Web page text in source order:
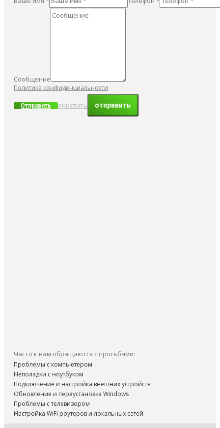
Сообщение
Политика конфиденциальности
Отправить очистить
Часто к нам обращаются с просьбами:
Проблемы с компьютером
Неполадки с ноутбуком
Подключение и настройка внешних устройств
Обновление и переустановка Windows
Проблемы с телевизором
Настройка WiFi роутеров и локальных сетей